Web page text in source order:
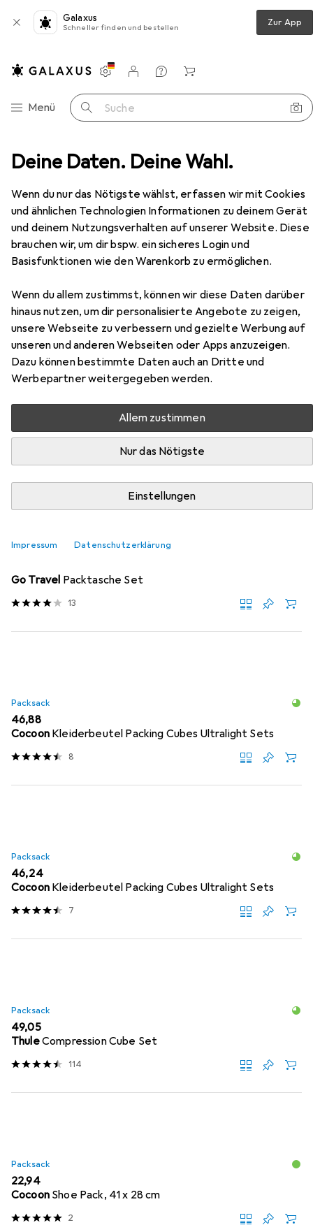
Deine Daten. Deine Wahl.
Wenn du nur das Nötigste wählst, erfassen wir mit Cookies
und ähnlichen Technologien Informationen zu deinem Gerät
und deinem Nutzungsverhalten auf unserer Website. Diese
brauchen wir, um dir bspw. ein sicheres Login und
Basisfunktionen wie den Warenkorb zu ermöglichen.
Wenn du allem zustimmst, können wir diese Daten darüber
hinaus nutzen, um dir personalisierte Angebote zu zeigen,
unsere Webseite zu verbessern und gezielte Werbung auf
unseren und anderen Webseiten oder Apps anzuzeigen.
Dazu können bestimmte Daten auch an Dritte und
Werbepartner weitergegeben werden.
Allem zustimmen
Nur das Nötigste
Einstellungen
Impressum Datenschutzerklärung
Galaxus
Schneller finden und bestellen Zur App
Navigation nach Kategorien
Menü Suche
Einstellungen
Kundenkonto
Vergleichslisten
Merklisten
Warenkorb
Brand Josh Weekender Reisetasche Leder 61 cm
EUR
298,71
The Chesterfield BrandJosh
Weekender Reisetasche Leder 61 cm
32.90 l
Zubehör für The Chesterfield
Brand Josh Weekender
Reisetasche Leder 61 cm
Hier findest du passendes Zubehör zum Produkt The
Chesterfield Brand Josh Weekender Reisetasche Leder
61 cm aus der Kategorie Packsack.
Produktliste
Packsack
Go Travel Packtasche Set
13
Packsack
EUR
46,88
Cocoon Kleiderbeutel Packing Cubes Ultralight Sets
8
Packsack
EUR
46,24
Cocoon Kleiderbeutel Packing Cubes Ultralight Sets
7
Packsack
EUR
49,05
ThuleCompression Cube Set
114
Packsack
EUR
22,94
Cocoon Shoe Pack, 41 x 28 cm
2